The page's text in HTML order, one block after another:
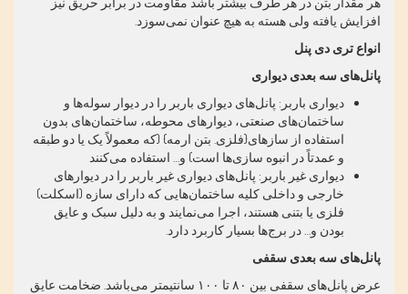
افزایش یافته ولی هسته به هیچ عنوان نمی‌سوزد
انواع تری دی پنل
پانل‌های سه بعدی دیواری
دیواری باربر: پانل‌های دیواری باربر را در دیوار سوله‌ها و
ساختمان‌های صنعتی، دیوارهای محوطه، ساختمان‌های بدون
استفاده از سازهای{فلزی. بتن ارمه} (که معمولاً یک یا دو طبقه
و عمدتاً در انبوه سازی‌ها است) و… استفاده می‌کنند
دیواری غیر باربر: پانل‌های دیواری غیر باربر را در دیوارهای
خارجی و داخلی کلیه ساختمان‌هایی که دارای سازه (اسکلت)
فلزی یا بتنی هستند، اجرا می‌نمایند و به دلیل سبک و عایق
بودن و… در برج‌ها بسیار کاربرد دارد
پانل‌های سه بعدی سقفی
عرض پانل‌های سقفی بین ۸۰ تا ۱۰۰ سانتیمتر می‌باشد. ضخامت عایق